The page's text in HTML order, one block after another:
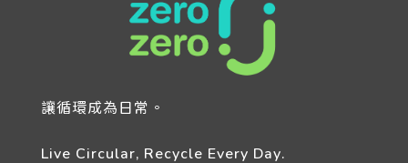
讓循環成為日常。
Live Circular, Recycle Every Day.